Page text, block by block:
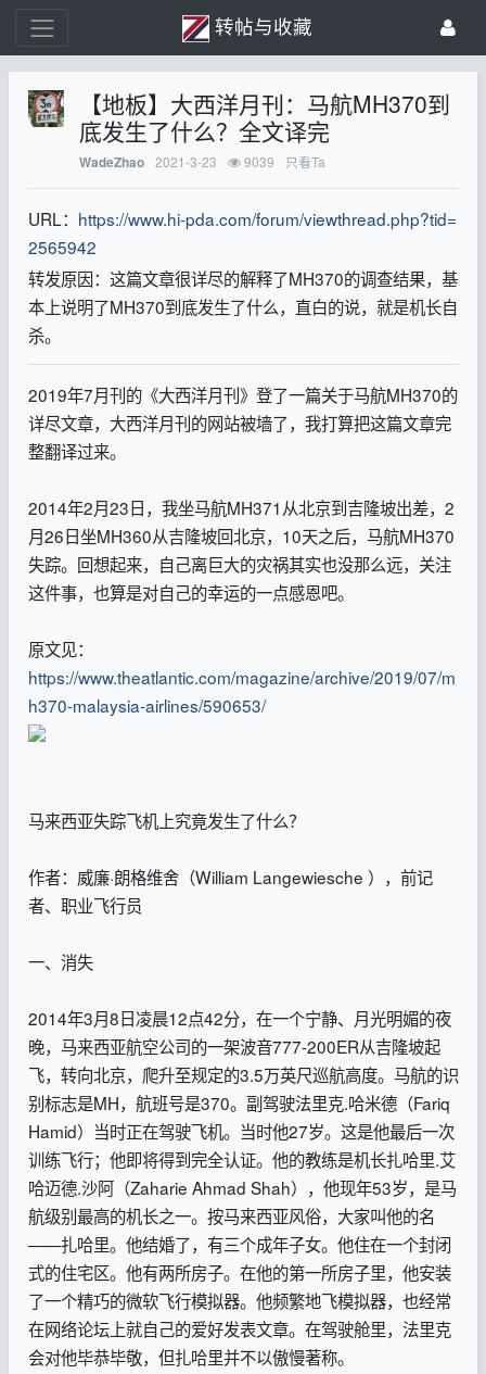
转帖与收藏
【地板】大西洋月刊：马航MH370到
底发生了什么？全文译完
WadeZhao 2021-3-23 9039 只看Ta
URL： https://www.hi-pda.com/forum/viewthread.php?tid=
2565942
转发原因：这篇文章很详尽的解释了MH370的调查结果，基
本上说明了MH370到底发生了什么，直白的说，就是机长自
杀。
2019年7月刊的《大西洋月刊》登了一篇关于马航MH370的
详尽文章，大西洋月刊的网站被墙了，我打算把这篇文章完
整翻译过来。
2014年2月23日，我坐马航MH371从北京到吉隆坡出差，2
月26日坐MH360从吉隆坡回北京，10天之后，马航MH370
失踪。回想起来，自己离巨大的灾祸其实也没那么远，关注
这件事，也算是对自己的幸运的一点感恩吧。
原文见：
https://www.theatlantic.com/magazine/archive/2019/07/m
h370-malaysia-airlines/590653/
马来西亚失踪飞机上究竟发生了什么？
作者：威廉·朗格维舍（William Langewiesche ），前记
者、职业飞行员
一、消失
2014年3月8日凌晨12点42分，在一个宁静、月光明媚的夜
晚，马来西亚航空公司的一架波音777-200ER从吉隆坡起
飞，转向北京，爬升至规定的3.5万英尺巡航高度。马航的识
别标志是MH，航班号是370。副驾驶法里克.哈米德（Fariq
Hamid）当时正在驾驶飞机。当时他27岁。这是他最后一次
训练飞行；他即将得到完全认证。他的教练是机长扎哈里.艾
哈迈德.沙阿（Zaharie Ahmad Shah），他现年53岁，是马
航级别最高的机长之一。按马来西亚风俗，大家叫他的名
——扎哈里。他结婚了，有三个成年子女。他住在一个封闭
式的住宅区。他有两所房子。在他的第一所房子里，他安装
了一个精巧的微软飞行模拟器。他频繁地飞模拟器，也经常
在网络论坛上就自己的爱好发表文章。在驾驶舱里，法里克
会对他毕恭毕敬，但扎哈里并不以傲慢著称。